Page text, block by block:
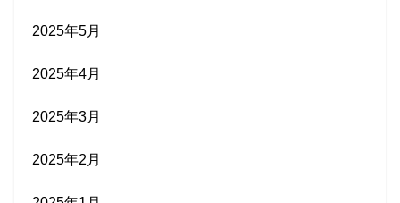
2025年5月
2025年4月
2025年3月
2025年2月